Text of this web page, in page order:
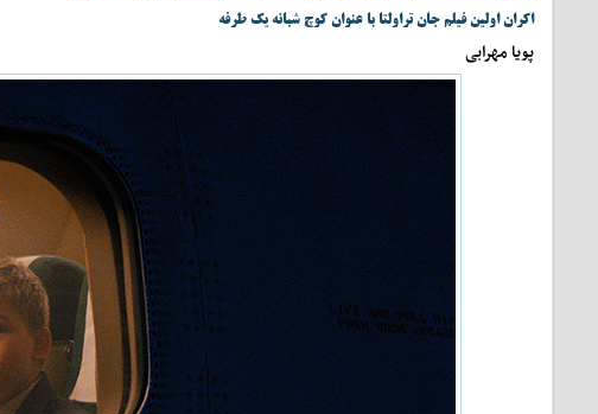
اکران اولین فیلم جان تراولتا با عنوان کوچ شبانه یک طرفه
پویا مهرابی